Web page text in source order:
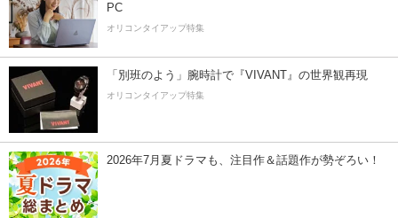
PC
オリコンタイアップ特集
「別班のよう」腕時計で『VIVANT』の世界観再現
オリコンタイアップ特集
2026年7月夏ドラマも、注目作＆話題作が勢ぞろい！